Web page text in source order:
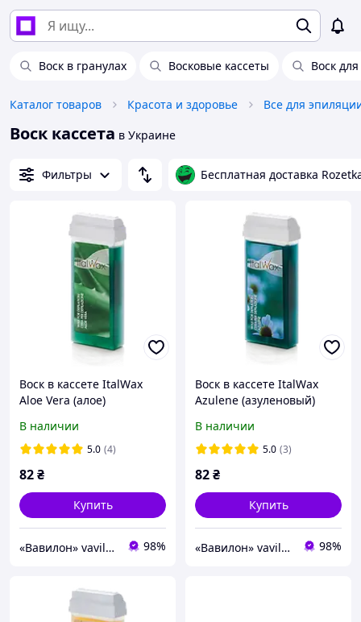
Воск в гранулах Восковые кассеты Воск
Каталог товаров Красота и здоровье Все для
Воск кассета в Украине
Фильтры Бесплатная доставка
Воск в кассете ItalWax
Aloe Vera (алое)
В наличии
5.0 (4)
82₴
Купить
«Вавилон» vavilon-shop.com.ua 98%
Воск в кассете ItalWax
Azulene (азуленовый)
В наличии
5.0 (3)
82₴
Купить
«Вавилон» vavilon-shop.com.ua 98%